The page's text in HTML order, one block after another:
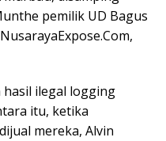
pemilik UD Bagus
ilegal logging
itu, ketika
mereka, Alvin